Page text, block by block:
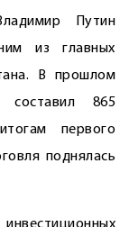
Путин
из главных
В прошлом
составил 865
первого
поднялась